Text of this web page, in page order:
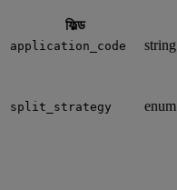
ফিল্ড
application_code string
split_strategy enum